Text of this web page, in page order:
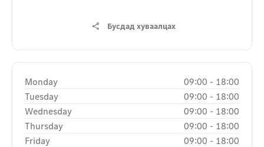
Бусдад хуваалцах
Monday 09:00 - 18:00
Tuesday
09:00 - 18:00
Wednesday
09:00 - 18:00
Thursday
09:00 - 18:00
Friday
09:00 - 18:00